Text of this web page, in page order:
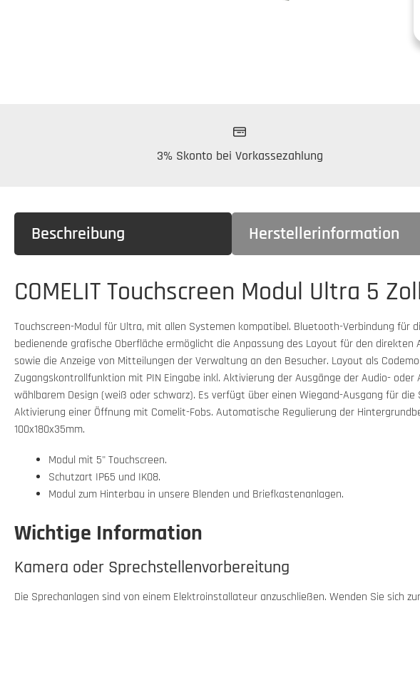
3% Skonto bei Vorkassezahlung
Beschreibung Herstellerinformation
COMELIT Touchscreen Modul Ultra 5
Touchscreen-Modul für Ultra, mit allen Systemen kompatibel. Bluetooth-Verbindung für
bedienende grafische Oberfläche ermöglicht die Anpassung des Layout für den
sowie die Anzeige von Mitteilungen der Verwaltung an den Besucher. Layout als
Zugangskontrollfunktion mit PIN Eingabe inkl. Aktivierung der Ausgänge der Audio-
wählbarem Design (weiß oder schwarz). Es verfügt über einen Wiegand-Ausgang für
Aktivierung einer Öffnung mit Comelit-Fobs. Automatische Regulierung der
100x180x35mm.
Modul mit 5" Touchscreen.
Schutzart IP65 und IK08.
Modul zum Hinterbau in unsere Blenden und Briefkastenanlagen.
Wichtige Information
Kamera oder Sprechstellenvorbereitung
Die Sprechanlagen sind von einem Elektroinstallateur anzuschließen. Wenden Sie sich